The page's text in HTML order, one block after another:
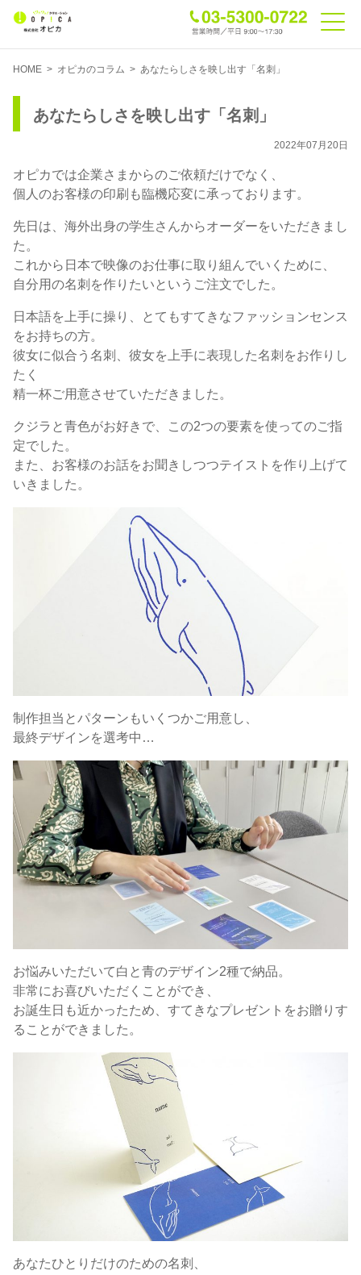
HOME > オピカのコラム > あなたらしさを映し出す「名刺」
あなたらしさを映し出す「名刺」
2022年07月20日
オピカでは企業さまからのご依頼だけでなく、
個人のお客様の印刷も臨機応変に承っております。
先日は、海外出身の学生さんからオーダーをいただきまし
た。
これから日本で映像のお仕事に取り組んでいくために、
自分用の名刺を作りたいというご注文でした。
日本語を上手に操り、とてもすてきなファッションセンス
をお持ちの方。
彼女に似合う名刺、彼女を上手に表現した名刺をお作りし
たく
精一杯ご用意させていただきました。
クジラと青色がお好きで、この2つの要素を使ってのご指
定でした。
また、お客様のお話をお聞きしつつテイストを作り上げて
いきました。
制作担当とパターンもいくつかご用意し、
最終デザインを選考中…
お悩みいただいて白と青のデザイン2種で納品。
非常にお喜びいただくことができ、
お誕生日も近かったため、すてきなプレゼントをお贈りす
ることができました。
あなたひとりだけのための名刺、